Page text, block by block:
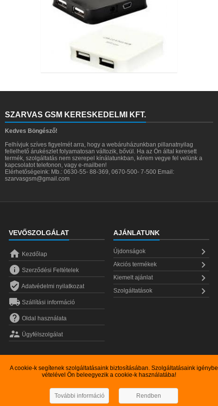
A cookie-k segítenek szolgáltatásaink biztosításában. Szolgáltatásaink igénybe
vételével Ön beleegyezik a cookie-k használatába!
További információ Rendben
SZARVAS GSM KERESKEDELMI KFT.
Kedves Böngésző!
Felhívjuk szíves figyelmét arra, hogy a webáruházunkban pillanatnyilag
fellelhető árukészlet folyamatosan változik, bővül. Ha az Ön által keresett
termék, szolgáltatás nem szerepel kínálatunkban, kérem vegye fel velünk a
kapcsolatot telefonon, vagy e-mailben!
Elérhetőségeink: Mb.: 0630-55- 88-369, 0670-500- 7-500 Email:
szarvasgsm@gmail.com
VEVŐSZOLGÁLAT
 Kezdőlap
 Szerződési Feltételek
 Adatvédelmi nyilatkozat
 Szállítási információ
 Oldal használata
 Ügyfélszolgálat
AJÁNLATUNK
Újdonságok 
Akciós termékek 
Kiemelt ajánlat 
Szolgáltatások 
Copyright © 2026
Szarvas GSM kereskedelmi Kft.